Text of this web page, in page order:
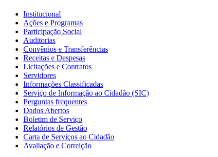
Institucional
Ações e Programas
Participação Social
Auditorias
Convênios e Transferências
Receitas e Despesas
Licitações e Contratos
Servidores
Informações Classificadas
Serviço de Informação ao Cidadão (SIC)
Perguntas frequentes
Dados Abertos
Boletim de Serviço
Relatórios de Gestão
Carta de Serviços ao Cidadão
Avaliação e Correição